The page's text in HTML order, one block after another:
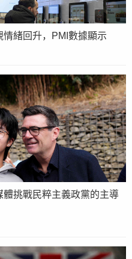
緒回升，PMI數據顯示
挑戰民粹主義政黨的主導